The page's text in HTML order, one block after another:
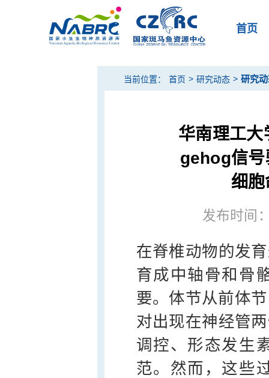
首页
当前位置： 首页 > 研究动态 > 研究
华南理工
gehog信号
细
发布时间
在脊椎动物的发
育成中轴骨和骨
要。体节从前体
对出现在神经管
调控、形态发生
范。然而，这些